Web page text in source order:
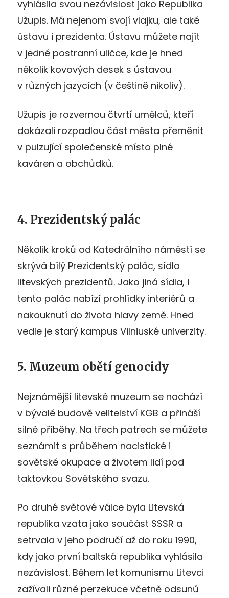
vyhlásila svou nezávislost jako Republika
Užupis. Má nejenom svojí vlajku, ale také
ústavu i prezidenta. Ústavu můžete najít
v jedné postranní uličce, kde je hned
několik kovových desek s ústavou
v různých jazycích (v češtině nikoliv).
Užupis je rozvernou čtvrtí umělců, kteří
dokázali rozpadlou část města přeměnit
v pulzující společenské místo plné
kaváren a obchůdků.
4. Prezidentský palác
Několik kroků od Katedrálního náměstí se
skrývá bílý Prezidentský palác, sídlo
litevských prezidentů. Jako jiná sídla, i
tento palác nabízí prohlídky interiérů a
nakouknutí do života hlavy země. Hned
vedle je starý kampus Vilniuské univerzity.
5. Muzeum obětí genocidy
Nejznámější litevské muzeum se nachází
v bývalé budově velitelství KGB a přináší
silné příběhy. Na třech patrech se můžete
seznámit s průběhem nacistické i
sovětské okupace a životem lidí pod
taktovkou Sovětského svazu.
Po druhé světové válce byla Litevská
republika vzata jako součást SSSR a
setrvala v jeho područí až do roku 1990,
kdy jako první baltská republika vyhlásila
nezávislost. Během let komunismu Litevci
zažívali různé perzekuce včetně odsunů